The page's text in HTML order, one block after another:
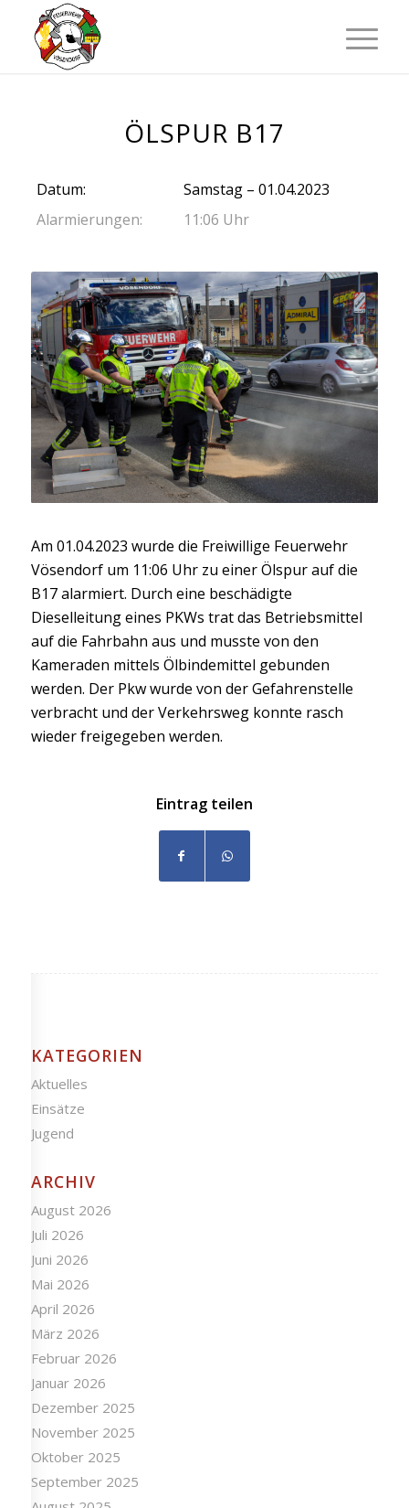
ÖLSPUR B17
Datum:
Samstag – 01.04.2023
Alarmierungen:
11:06 Uhr
Am 01.04.2023 wurde die Freiwillige Feuerwehr
Vösendorf um 11:06 Uhr zu einer Ölspur auf die
B17 alarmiert. Durch eine beschädigte
Dieselleitung eines PKWs trat das Betriebsmittel
auf die Fahrbahn aus und musste von den
Kameraden mittels Ölbindemittel gebunden
werden. Der Pkw wurde von derGefahrenstelle
verbracht und der Verkehrsweg konnte rasch
wieder freigegeben werden.
Eintrag teilen
KATEGORIEN
Aktuelles
Einsätze
Jugend
ARCHIV
August 2026
Juli 2026
Juni 2026
Mai 2026
April 2026
März 2026
Februar 2026
Januar 2026
Dezember 2025
November 2025
Oktober 2025
September 2025